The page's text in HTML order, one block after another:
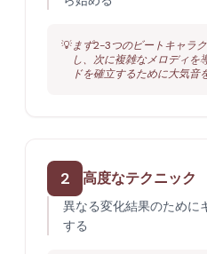
💡まず2-3つのビートキャラ
し、次に複雑なメロディを
ドを確立するために大気音
2 高度なテクニック
異なる変化結果のために
する